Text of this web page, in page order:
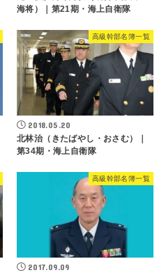
海将）｜第21期・海上自衛隊
高級幹部名簿一覧
2018.05.20
北林治（きたばやし・おさむ）｜
第34期・海上自衛隊
高級幹部名簿一覧
2017.09.09